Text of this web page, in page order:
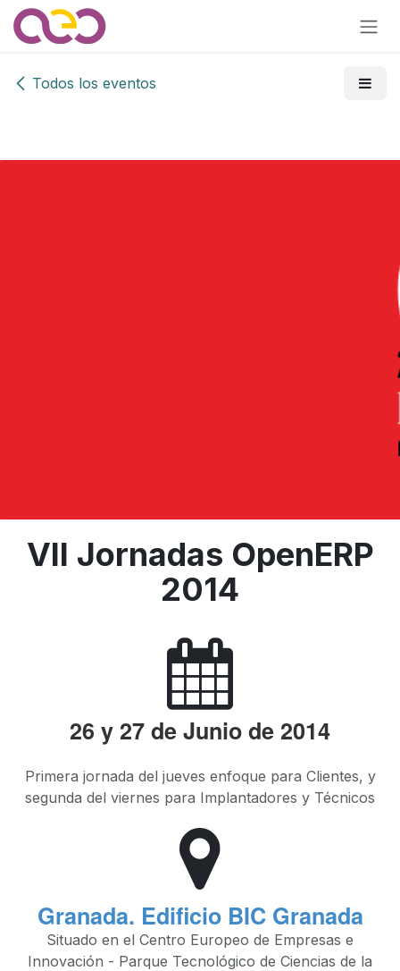
Ir al contenido
Todos los eventos
VII Jornadas OpenERP
2014
26 y 27 de Junio de 2014
Primera jornada del jueves enfoque para Clientes, y
segunda del viernes para Implantadores y Técnicos
Granada. Edificio BIC Granada
Situado en el Centro Europeo de Empresas e
Innovación - Parque Tecnológico de Ciencias de la